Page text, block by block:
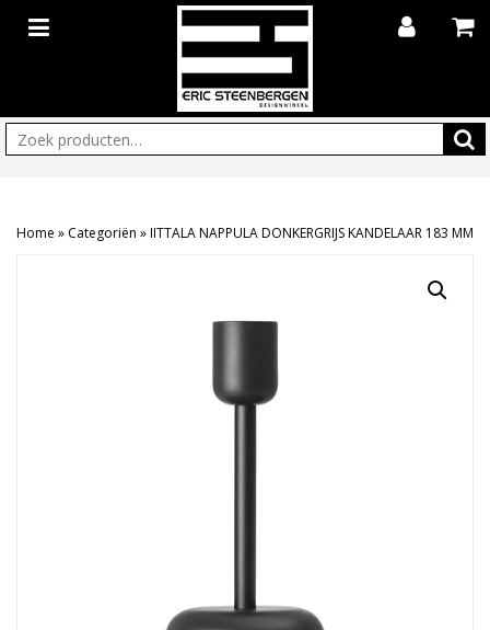
Zoeken:
Home » Categoriën »IITTALA NAPPULA DONKERGRIJS KANDELAAR 183 MM